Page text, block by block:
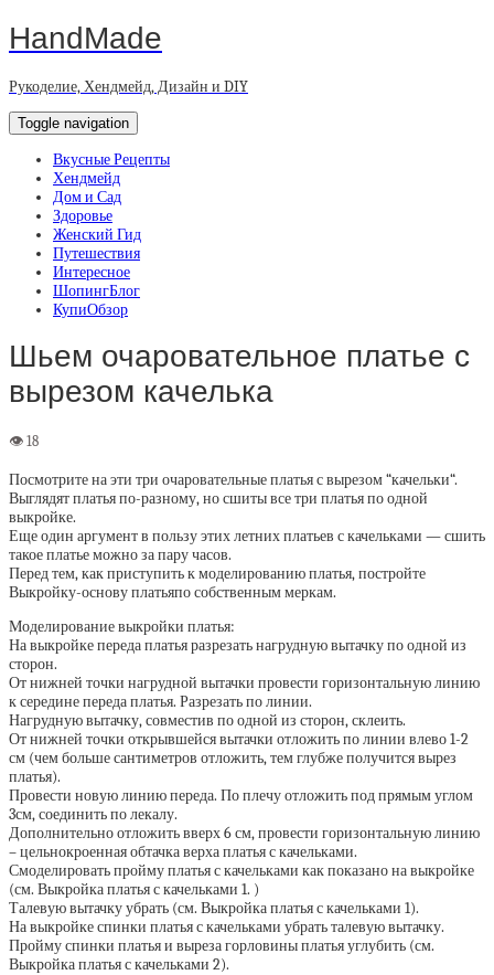
HandMade
Рукоделие, Хендмейд, Дизайн и DIY
Toggle navigation
Вкусные Рецепты
Хендмейд
Дом и Сад
Здоровье
Женский Гид
Путешествия
Интересное
ШопингБлог
КупиОбзор
Шьем очаровательное платье с
вырезом качелька
Посмотрите на эти три очаровательные платья с вырезом “качельки“.
Выглядят платья по-разному, но сшиты все три платья по одной
выкройке.
Еще один аргумент в пользу этих летних платьев с качельками — сшить
такое платье можно за пару часов.
Перед тем, как приступить к моделированию платья, постройте
Выкройку-основу платьяпо собственным меркам.
Моделирование выкройки платья:
На выкройке переда платья разрезать нагрудную вытачку по одной из
сторон.
От нижней точки нагрудной вытачки провести горизонтальную линию
к середине переда платья. Разрезать по линии.
Нагрудную вытачку, совместив по одной из сторон, склеить.
От нижней точки открывшейся вытачки отложить по линии влево 1-2
см (чем больше сантиметров отложить, тем глубже получится вырез
платья).
Провести новую линию переда. По плечу отложить под прямым углом
3см, соединить по лекалу.
Дополнительно отложить вверх 6 см, провести горизонтальную линию
– цельнокроенная обтачка верха платья с качельками.
Смоделировать пройму платья с качельками как показано на выкройке
(см. Выкройка платья с качельками 1. )
Талевую вытачку убрать (см. Выкройка платья с качельками 1).
На выкройке спинки платья с качельками убрать талевую вытачку.
Пройму спинки платья и выреза горловины платья углубить (см.
Выкройка платья с качельками 2).